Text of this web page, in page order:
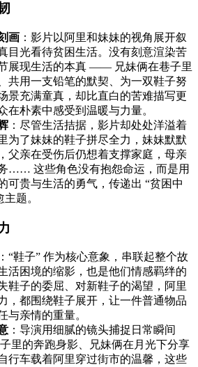
画 ：影片以阿里和妹妹的视角展开叙
目光看待贫困生活。没有刻意渲染苦
展现生活的本真 —— 兄妹俩在巷子里
共用一支铅笔的默契、为一双鞋子努
景充满童真，却比直白的苦难描写更
在朴素中感受到温暖与力量。
：尽管生活拮据，影片却处处洋溢着
为了妹妹的鞋子拼尽全力，妹妹默默
父亲在受伤后仍想着支撑家庭，母亲
…… 这些角色没有抱怨命运，而是用
可贵与生活的勇气，传递出 “贫困中
题。
：“鞋子” 作为核心意象，串联起整个故
活困境的缩影，也是他们情感羁绊的
鞋子的委屈、对新鞋子的渴望，阿里
，都围绕鞋子展开，让一件普通物品
与亲情的重量。
：导演用细腻的镜头捕捉日常瞬间
里的奔跑身影、兄妹俩在月光下分享
行车载着阿里穿过街市的温馨，这些